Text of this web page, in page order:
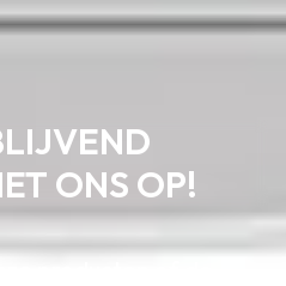
ONS OP!